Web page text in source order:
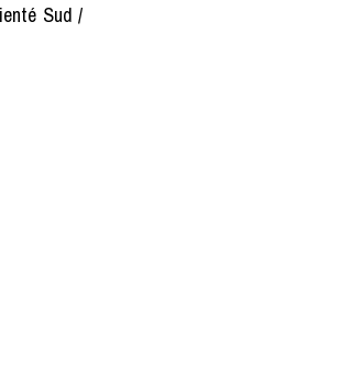
Sud /